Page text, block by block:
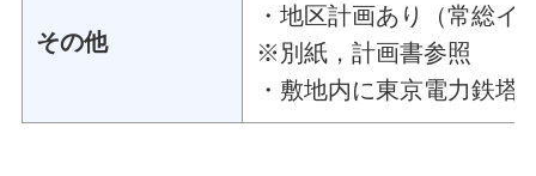
その他
・地区計画あり（常総イ
※別紙，計画書参照
・敷地内に東京電力鉄塔